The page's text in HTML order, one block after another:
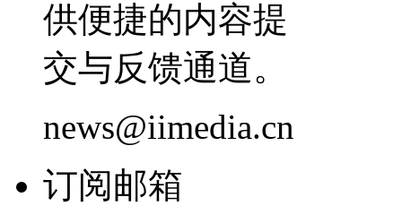
供便捷的内容提
交与反馈通道。
news@iimedia.cn
订阅邮箱